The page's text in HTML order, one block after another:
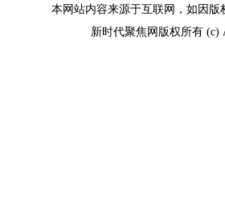
本网站内容来源于互联网，如因版
新时代聚焦网版权所有 (c)